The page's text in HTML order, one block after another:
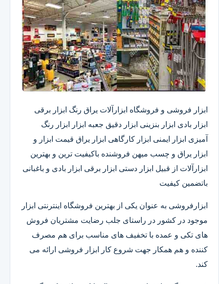
ابزار فروشی و فروشگاه ابزارآلات یراق رنگ ابزار برقی
ابزار بادی ابزار بنزینی ابزار دقیق​ جعبه ابزار ابزار رنگ
آمیزی ابزار ایمنی ابزار کارگاهی ابزار یراق قیمت ابزار و
ابزار یراق و چسب میهن فروشنده باکیفیت ترین و بهترین
ابزارآلات از قبیل ابزار دستی ابزار برقی ابزار بادی و باغبانی
باتضمین کیفیت
ابزارفروشی به عنوان یکی از بهترین فروشگاه اینترنتی ابزار
موجود در کشور در راستای جلب رضایت مشتریان فروش
های تکی و عمده با تخفیف های مناسب برای هم مصرف
کننده و هم همکار جهت شروع کار ابزار فروشی ارائه می
کند.